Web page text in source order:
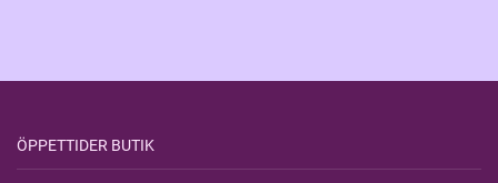
ÖPPETTIDER BUTIK